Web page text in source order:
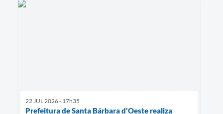
22 JUL 2026 - 17h35
Prefeitura de Santa Bárbara d'Oeste realiza